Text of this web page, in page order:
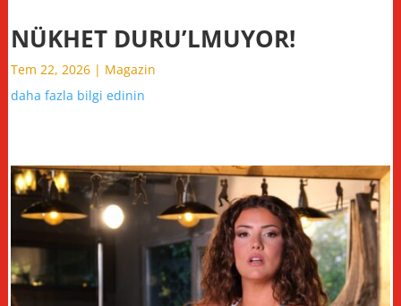
NÜKHET DURU’LMUYOR!
Tem 22, 2026 | Magazin
daha fazla bilgi edinin